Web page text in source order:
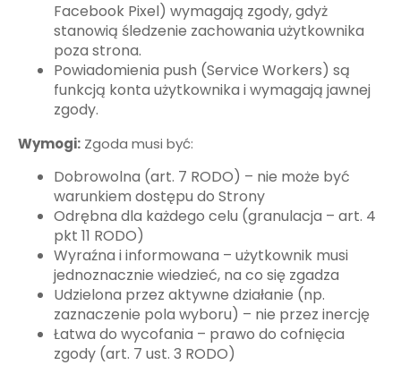
Facebook Pixel) wymagają zgody, gdyż
stanowią śledzenie zachowania użytkownika
poza strona.
Powiadomienia push (Service Workers) są
funkcją konta użytkownika i wymagają jawnej
zgody.
Wymogi: Zgoda musi być:
Dobrowolna (art. 7 RODO) – nie może być
warunkiem dostępu do Strony
Odrębna dla każdego celu (granulacja – art. 4
pkt 11 RODO)
Wyraźna i informowana – użytkownik musi
jednoznacznie wiedzieć, na co się zgadza
Udzielona przez aktywne działanie (np.
zaznaczenie pola wyboru) – nie przez inercję
Łatwa do wycofania – prawo do cofnięcia
zgody (art. 7 ust. 3 RODO)